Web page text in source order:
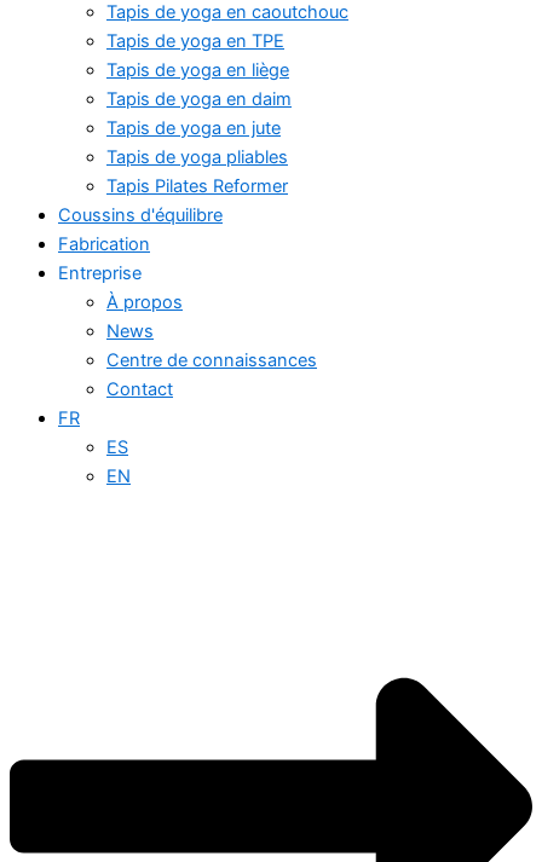
Tapis de yoga en caoutchouc
Tapis de yoga en TPE
Tapis de yoga en liège
Tapis de yoga en daim
Tapis de yoga en jute
Tapis de yoga pliables
Tapis Pilates Reformer
Coussins d'équilibre
Fabrication
Entreprise
À propos
News
Centre de connaissances
Contact
FR
ES
EN